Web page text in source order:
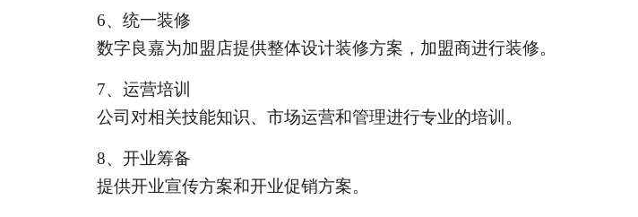
6、统一装修
数字良嘉为加盟店提供整体设计装修方案，加盟商进行装修。
7、运营培训
公司对相关技能知识、市场运营和管理进行专业的培训。
8、开业筹备
提供开业宣传方案和开业促销方案。